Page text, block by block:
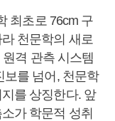
최초로 76cm 구
천문학의 새로
원격 관측 시스템
보를 넘어, 천문학
를 상징한다. 앞
가 학문적 성취